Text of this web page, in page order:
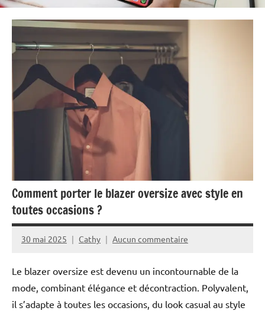
Comment porter le blazer oversize avec style en
toutes occasions ?
30 mai 2025 Cathy Aucun commentaire
Le blazer oversize est devenu un incontournable de la
mode, combinant élégance et décontraction. Polyvalent,
il s’adapte à toutes les occasions, du look casual au style